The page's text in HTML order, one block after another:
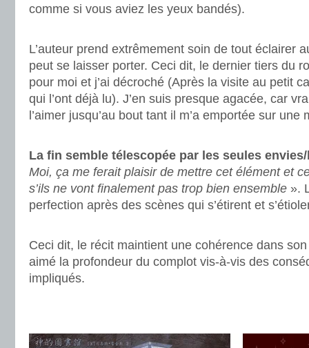
comme si vous aviez les yeux bandés).
L’auteur prend extrêmement soin de tout éclairer
peut se laisser porter. Ceci dit, le dernier tiers du
pour moi et j’ai décroché (Après la visite au petit
qui l’ont déjà lu). J’en suis presque agacée, car
l’aimer jusqu’au bout tant il m’a emportée sur une
La fin semble télescopée par les seules
Moi, ça me ferait plaisir de mettre cet élément et
s’ils ne vont finalement pas trop bien ensemble ».
perfection après des scènes qui s’étirent et
Ceci dit, le récit maintient une cohérence dans
aimé la profondeur du complot vis-à-vis des
impliqués.